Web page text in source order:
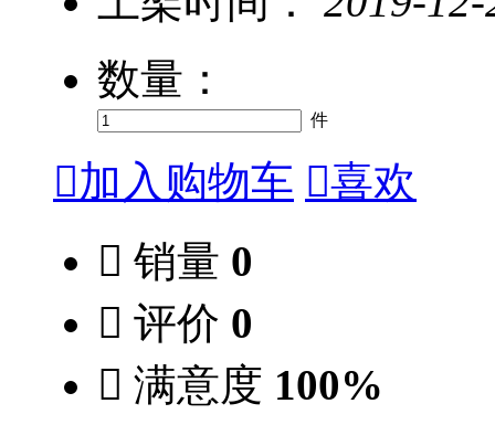
数量：
件
加入购物车 喜欢
 销量 0
 评价 0
 满意度 100%